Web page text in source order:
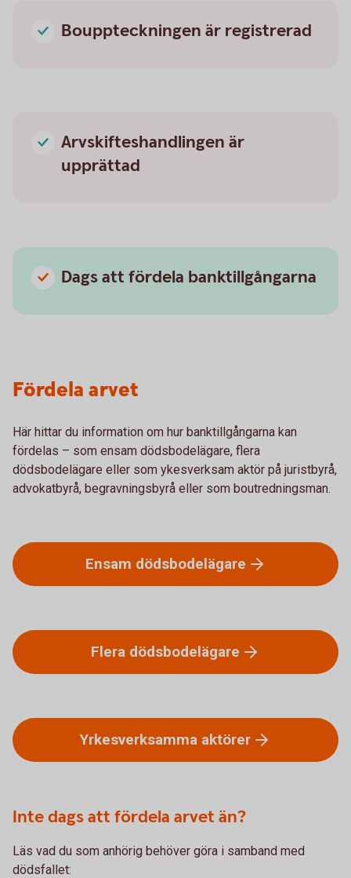
Bouppteckningen är registrerad
Arvskifteshandlingen är
upprättad
Dags att fördela banktillgångarna
Fördela arvet
Här hittar du information om hur banktillgångarna kan
fördelas – som ensam dödsbodelägare, flera
dödsbodelägare eller som ykesverksam aktör på juristbyrå,
advokatbyrå, begravningsbyrå eller som boutredningsman.
Ensam dödsbodelägare
Flera dödsbodelägare
Yrkesverksamma aktörer
Inte dags att fördela arvet än?
Läs vad du som anhörig behöver göra i samband med
dödsfallet: